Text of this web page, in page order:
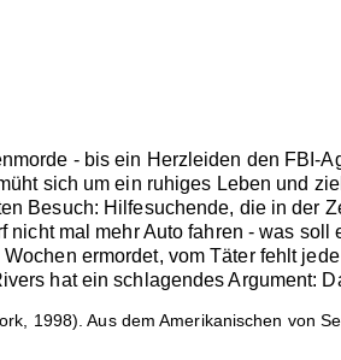
- bis ein Herzleiden den FBI-
sich um ein ruhiges Leben und
Besuch: Hilfesuchende, die in
nicht mal mehr Auto fahren - was
ermordet, vom Täter fehlt
hat ein schlagendes Argument:
1998). Aus dem Amerikanischen von